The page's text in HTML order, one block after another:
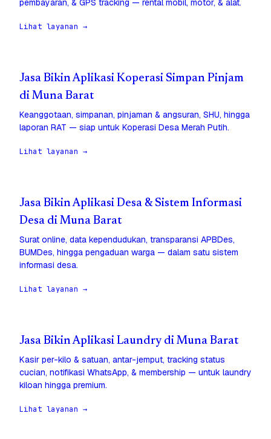
pembayaran, & GPS tracking — rental mobil, motor, & alat.
Lihat layanan →
Jasa Bikin Aplikasi Koperasi Simpan Pinjam
di Muna Barat
Keanggotaan, simpanan, pinjaman & angsuran, SHU, hingga
laporan RAT — siap untuk Koperasi Desa Merah Putih.
Lihat layanan →
Jasa Bikin Aplikasi Desa & Sistem Informasi
Desa di Muna Barat
Surat online, data kependudukan, transparansi APBDes,
BUMDes, hingga pengaduan warga — dalam satu sistem
informasi desa.
Lihat layanan →
Jasa Bikin Aplikasi Laundry di Muna Barat
Kasir per-kilo & satuan, antar-jemput, tracking status
cucian, notifikasi WhatsApp, & membership — untuk laundry
kiloan hingga premium.
Lihat layanan →